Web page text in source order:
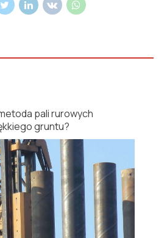
pali rurowych
gruntu?